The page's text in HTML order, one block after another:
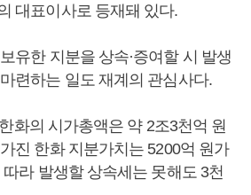
대표이사로 등재돼 있다.
유한 지분을 상속·증여할 시 발생
련하는 일도 재계의 관심사다.
화의 시가총액은 약 2조3천억 원
진 한화 지분가치는 5200억 원가
라 발생할 상속세는 못해도 3천